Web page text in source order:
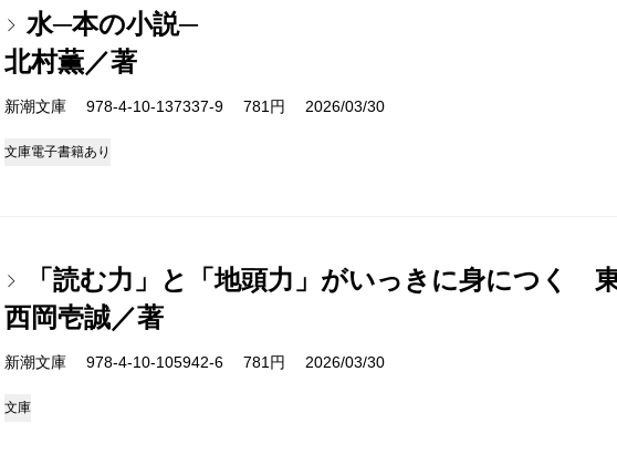
水─本の小説─
北村薫／著
新潮文庫 978-4-10-137337-9 781円 2026/03/30
文庫電子書籍あり
「読む力」と「地頭力」がいっきに身につく
西岡壱誠／著
新潮文庫 978-4-10-105942-6 781円 2026/03/30
文庫